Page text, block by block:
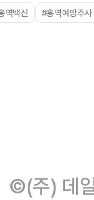
역백신 #홍역예방주사
©(주) 데